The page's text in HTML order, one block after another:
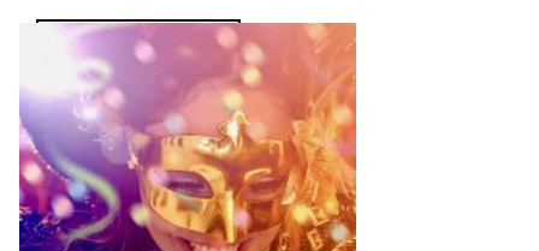
TÌM HIỂU THÊM